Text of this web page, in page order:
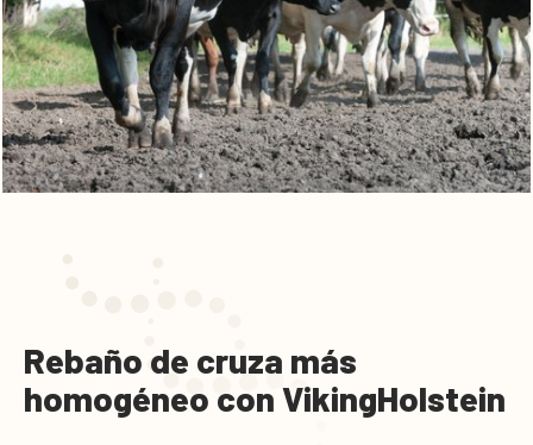
Rebaño de cruza más
homogéneo con VikingHolstein